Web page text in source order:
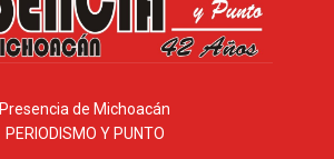
Presencia de Michoacán
PERIODISMO Y PUNTO